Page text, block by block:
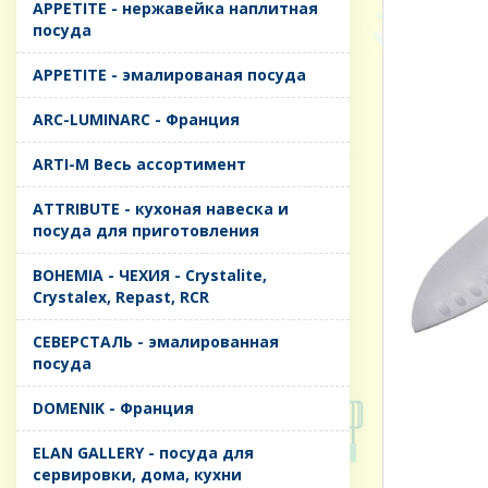
APPETITE - нержавейка наплитная
посуда
APPETITE - эмалированая посуда
ARC-LUMINARC - Франция
ARTI-M Весь ассортимент
ATTRIBUTE - кухоная навеска и
посуда для приготовления
BOHEMIA - ЧЕХИЯ - Crystalite,
Crystalex, Repast, RCR
CЕВЕРСТАЛЬ - эмалированная
посуда
DOMENIK - Франция
ELAN GALLERY - посуда для
сервировки, дома, кухни